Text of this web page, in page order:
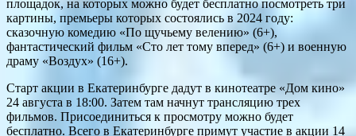
площадок, на которых можно будет бесплатно посмотреть три
картины, премьеры которых состоялись в 2024 году:
сказочную комедию «По щучьему велению» (6+),
фантастический фильм «Сто лет тому вперед» (6+) и военную
драму «Воздух» (16+).
Старт акции в Екатеринбурге дадут в кинотеатре «Дом кино»
24 августа в 18:00. Затем там начнут трансляцию трех
фильмов. Присоединиться к просмотру можно будет
бесплатно. Всего в Екатеринбурге примут участие в акции 14